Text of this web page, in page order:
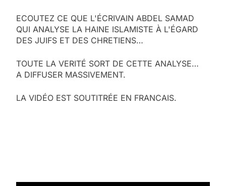
ECOUTEZ CE QUE L'ÉCRIVAIN ABDEL SAMAD
QUI ANALYSE LA HAINE ISLAMISTE À L'ÉGARD
DES JUIFS ET DES CHRETIENS…
TOUTE LA VERITÉ SORT DE CETTE ANALYSE…
A DIFFUSER MASSIVEMENT.
LA VIDÉO EST SOUTITRÉE EN FRANCAIS.